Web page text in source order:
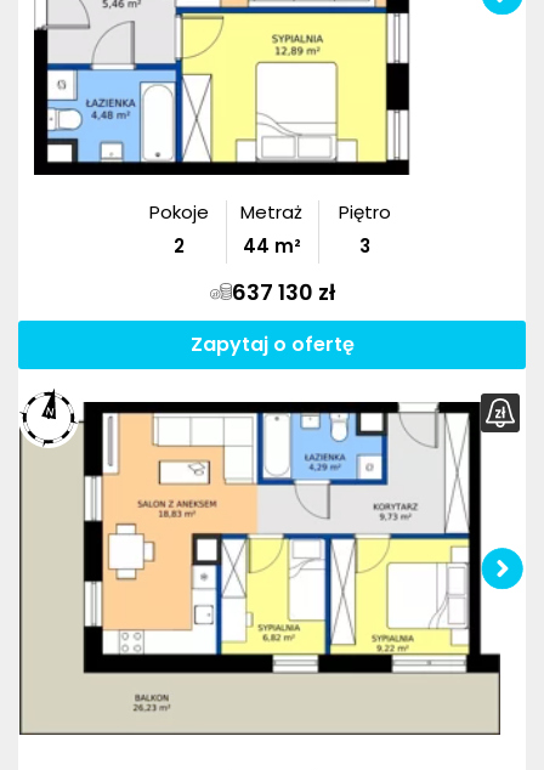
Pokoje
2
Metraż
44 m²
Piętro
3
637 130 zł
Zapytaj o ofertę